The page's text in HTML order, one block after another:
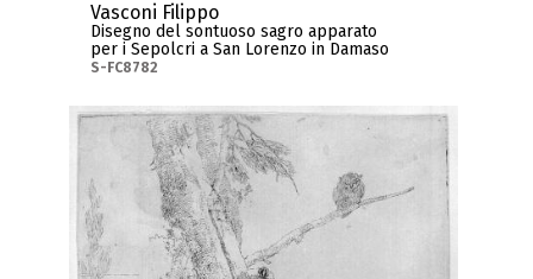
Vasconi Filippo
Disegno del sontuoso sagro apparato
per i Sepolcri a San Lorenzo in Damaso
S-FC8782